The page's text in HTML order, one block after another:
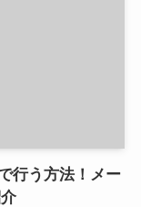
行う方法！メー